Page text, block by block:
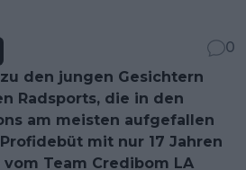
0
den jungen Gesichtern
Radsports, die in den
am meisten aufgefallen
mit nur 17 Jahren
Team Credibom LA